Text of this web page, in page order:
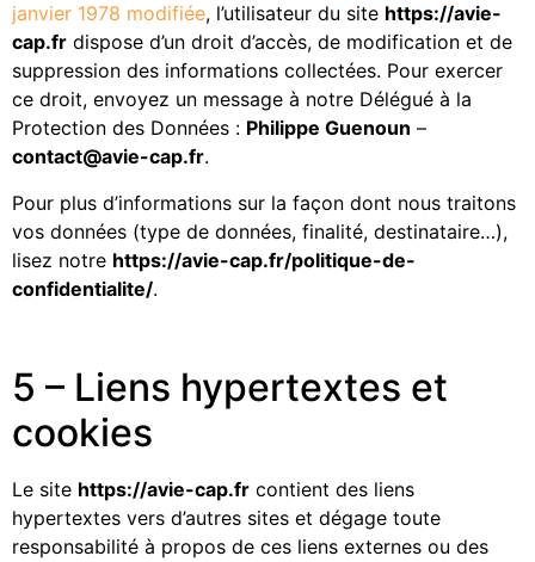
janvier 1978 modifiée, l’utilisateur du site https://avie-
cap.fr dispose d’un droit d’accès, de modification et de
suppression des informations collectées. Pour exercer
ce droit, envoyez un message à notre Délégué à la
Protection des Données : Philippe Guenoun –
contact@avie-cap.fr.
Pour plus d’informations sur la façon dont nous traitons
vos données (type de données, finalité, destinataire…),
lisez notre https://avie-cap.fr/politique-de-
confidentialite/.
5 – Liens hypertextes et
cookies
Le site https://avie-cap.fr contient des liens
hypertextes vers d’autres sites et dégage toute
responsabilité à propos de ces liens externes ou des